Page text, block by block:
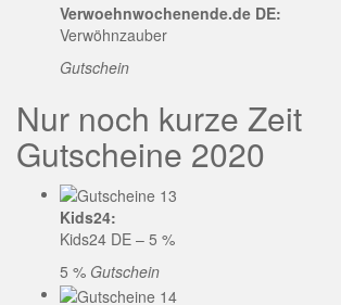
Verwoehnwochenende.de DE:
Verwöhnzauber
Gutschein
Nur noch kurze Zeit
Gutscheine 2020
Kids24:
Kids24 DE – 5 %
5 % Gutschein